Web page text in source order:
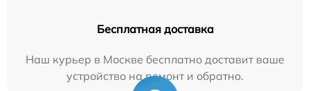
Бесплатная доставка
Наш курьер в Москве бесплатно доставит ваше
устройство на ремонт и обратно.